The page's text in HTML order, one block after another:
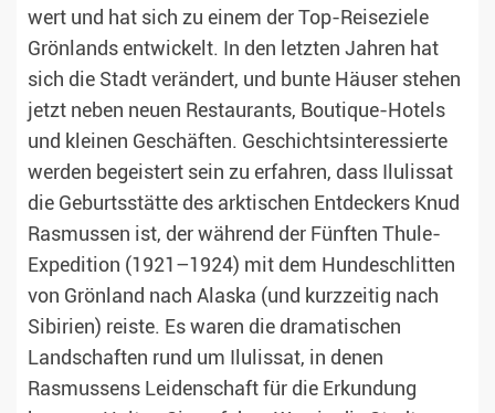
wert und hat sich zu einem der Top-Reiseziele
Grönlands entwickelt. In den letzten Jahren hat
sich die Stadt verändert, und bunte Häuser stehen
jetzt neben neuen Restaurants, Boutique-Hotels
und kleinen Geschäften. Geschichtsinteressierte
werden begeistert sein zu erfahren, dass Ilulissat
die Geburtsstätte des arktischen Entdeckers Knud
Rasmussen ist, der während der Fünften Thule-
Expedition (1921–1924) mit dem Hundeschlitten
von Grönland nach Alaska (und kurzzeitig nach
Sibirien) reiste. Es waren die dramatischen
Landschaften rund um Ilulissat, in denen
Rasmussens Leidenschaft für die Erkundung